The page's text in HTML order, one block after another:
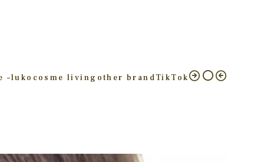
–luko cosme living other brandTikTok